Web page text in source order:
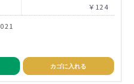
￥124
カゴに入れる